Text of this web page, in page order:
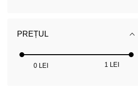
PREȚUL
0 LEI 1 LEI